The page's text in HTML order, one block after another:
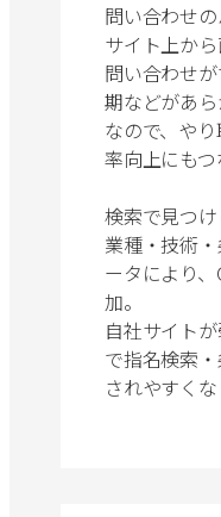
問い合わせ
サイト上か
問い合わせ
期などがあ
なので、や
率向上にもつ
検索で見つ
業種・技術
ータにより
加。
自社サイト
で指名検索
されやすくな